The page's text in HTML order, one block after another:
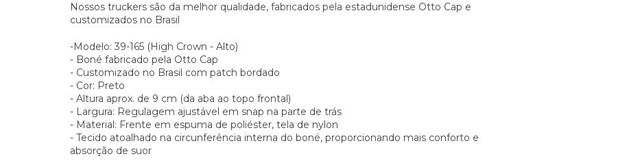
Nossos truckers são da melhor qualidade, fabricados pela estadunidense Otto Cap e
customizados no Brasil
-Modelo: 39-165 (High Crown - Alto)
- Boné fabricado pela Otto Cap
- Customizado no Brasil com patch bordado
- Cor: Preto
- Altura aprox. de 9 cm (da aba ao topo frontal)
- Largura: Regulagem ajustável em snap na parte de trás
- Material: Frente em espuma de poliéster, tela de nylon
- Tecido atoalhado na circunferência interna do boné, proporcionando mais conforto e
absorção de suor